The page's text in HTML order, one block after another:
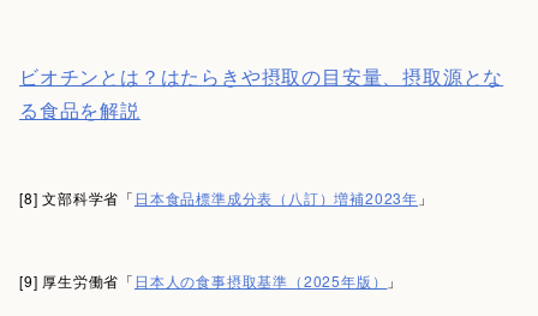
ビオチンとは？はたらきや摂取の目安量、摂取源とな
る食品を解説
[8] 文部科学省「 日本食品標準成分表（八訂）増補2023年 」
[9] 厚生労働省「 日本人の食事摂取基準（2025年版） 」